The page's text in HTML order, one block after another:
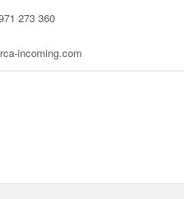
273 360
incoming.com